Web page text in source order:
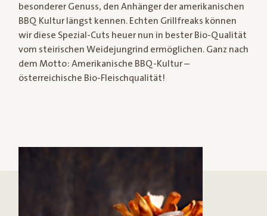
besonderer Genuss, den Anhänger der amerikanischen
BBQ Kultur längst kennen. Echten Grillfreaks können
wir diese Spezial-Cuts heuer nun in bester Bio-Qualität
vom steirischen Weidejungrind ermöglichen. Ganz nach
dem Motto: Amerikanische BBQ-Kultur –
österreichische Bio-Fleischqualität!